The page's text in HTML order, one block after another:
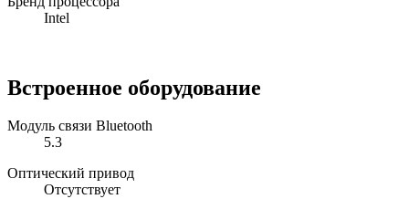
Intel
Встроенное оборудование
Модуль связи Bluetooth
5.3
Оптический привод
Отсутствует